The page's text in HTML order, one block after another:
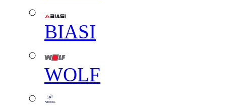
BIASI
WOLF